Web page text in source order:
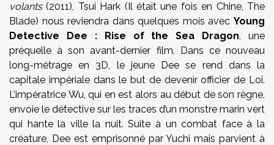
volants(2011), Tsui Hark (Il était une fois en Chine, The
Blade) nous reviendra dans quelques mois avec Young
Detective Dee : Rise of the Sea Dragon, une
préquelle à son avant-dernier film. Dans ce nouveau
long-métrage en 3D, le jeune Dee se rend dans la
capitale impériale dans le but de devenir officier de Loi.
L’impératrice Wu, qui en est alors au début de son règne,
envoie le détective sur les traces d’un monstre marin vert
qui hante la ville la nuit. Suite à un combat face à la
créature, Dee est emprisonné par Yuchi mais parvient à